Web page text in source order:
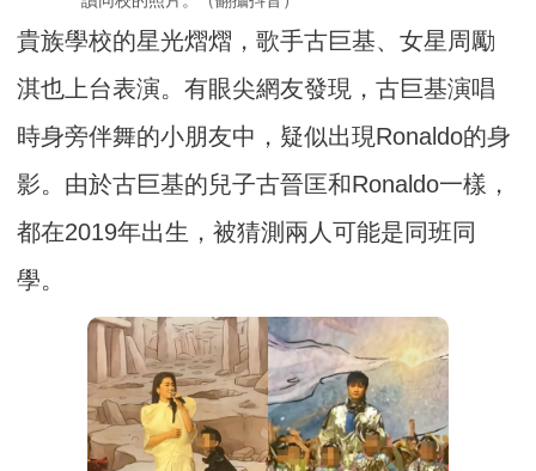
貴族學校的星光熠熠，歌手古巨基、女星周勵
淇也上台表演。有眼尖網友發現，古巨基演唱
時身旁伴舞的小朋友中，疑似出現Ronaldo的身
影。由於古巨基的兒子古晉匡和Ronaldo一樣，
都在2019年出生，被猜測兩人可能是同班同
學。